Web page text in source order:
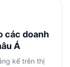
các doanh
Á
kể trên thị